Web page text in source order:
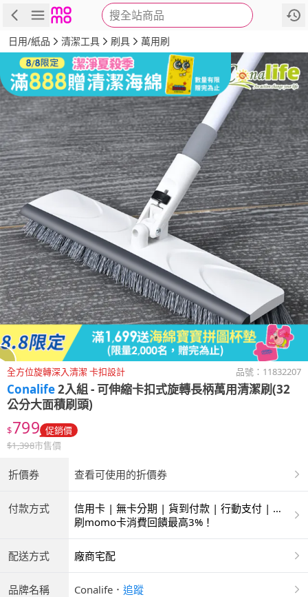
搜全站商品
商品 評價 詳情
日用/紙品 清潔工具 刷具 萬用刷
全方位旋轉深入清潔 卡扣設計 品號： 11832207
Conalife2入組 - 可伸縮卡扣式旋轉長柄萬用清潔刷(32
公分大面積刷頭)
$799 促銷價
$1,398市售價
折價券 查看可使用的折價券
付款方式
信用卡 | 無卡分期 | 貨到付款 | 行動支付 | 超
商付款 | ATM | 銀聯卡
刷momo卡消費回饋最高3%！
配送方式 廠商宅配
品牌名稱 Conalife ． 追蹤